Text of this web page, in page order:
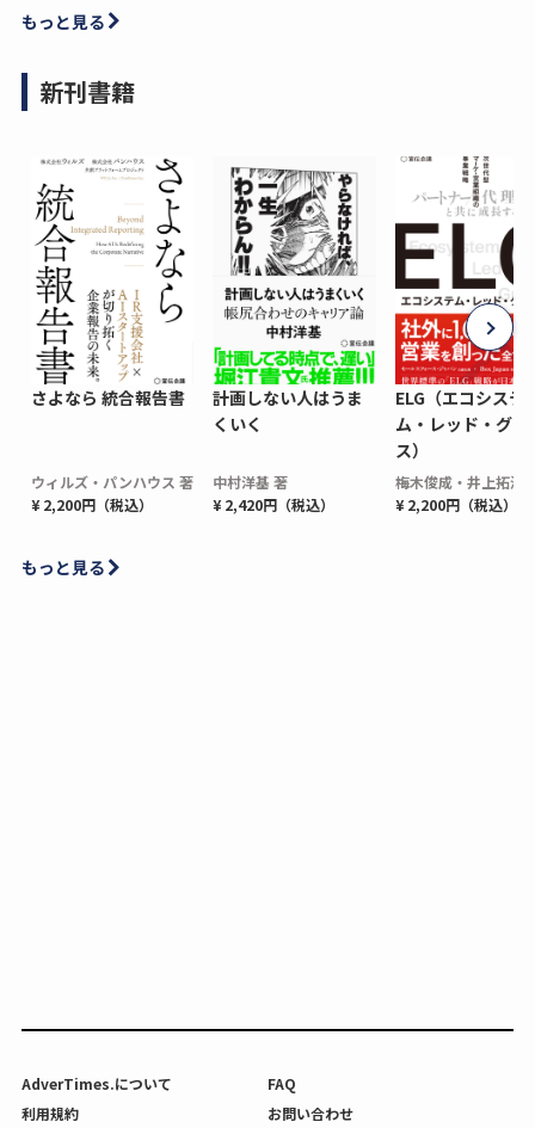
もっと見る
新刊書籍
さよなら 統合報告書
ウィルズ・パンハウス 著
¥ 2,200円（税込）
計画しない人はうま
くいく
中村洋基 著
¥ 2,420円（税込）
ELG（エコシステ
ム・レッド・グロ
ス）
梅木俊成・井上拓海
¥ 2,200円（税込）
もっと見る
AdverTimes.について
FAQ
利用規約
お問い合わせ